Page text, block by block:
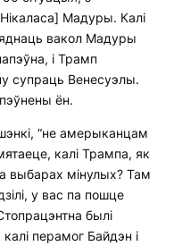
Нікаласа] Мадуры. Калі
вакол Мадуры
і Трамп
супраць Венесуэлы.
ён.
“не амерыканцам
калі Трампа, як
выбарах мінулых? Там
у вас па пошце
былі
перамог Байдэн і